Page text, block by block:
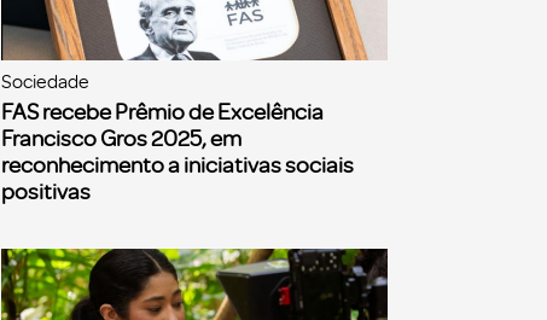
Sociedade
FAS recebe Prêmio de Excelência
Francisco Gros 2025, em
reconhecimento a iniciativas sociais
positivas